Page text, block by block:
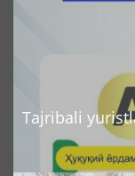
Tajribali